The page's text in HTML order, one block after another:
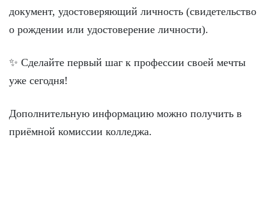
документ, удостоверяющий личность (свидетельство
о рождении или удостоверение личности).
✨ Сделайте первый шаг к профессии своей мечты
уже сегодня!
Дополнительную информацию можно получить в
приёмной комиссии колледжа.